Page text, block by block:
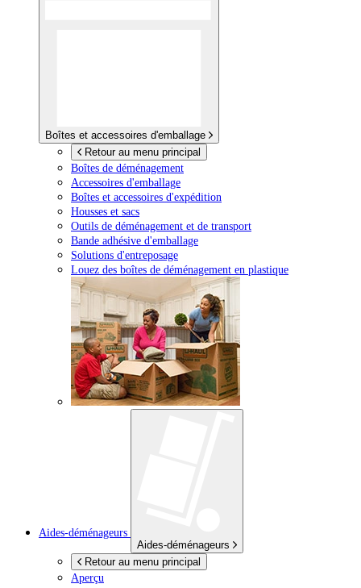
Boîtes et accessoires d'emballage
Retour au menu principal
Boîtes de déménagement
Accessoires d'emballage
Boîtes et accessoires d'expédition
Housses et sacs
Outils de déménagement et de transport
Bande adhésive d'emballage
Solutions d'entreposage
Louez des boîtes de déménagement en plastique
Aides-déménageurs
Aides-déménageurs
Retour au menu principal
Aperçu